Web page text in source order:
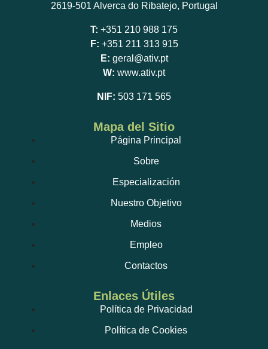
2619-501 Alverca do Ribatejo, Portugal
T: +351 210 988 175
F: +351 211 313 915
E: geral@ativ.pt
W: www.ativ.pt
NIF: 503 171 565
Mapa del Sitio
Página Principal
Sobre
Especialización
Nuestro Objetivo
Medios
Empleo
Contactos
Enlaces Útiles
Política de Privacidad
Política de Cookies